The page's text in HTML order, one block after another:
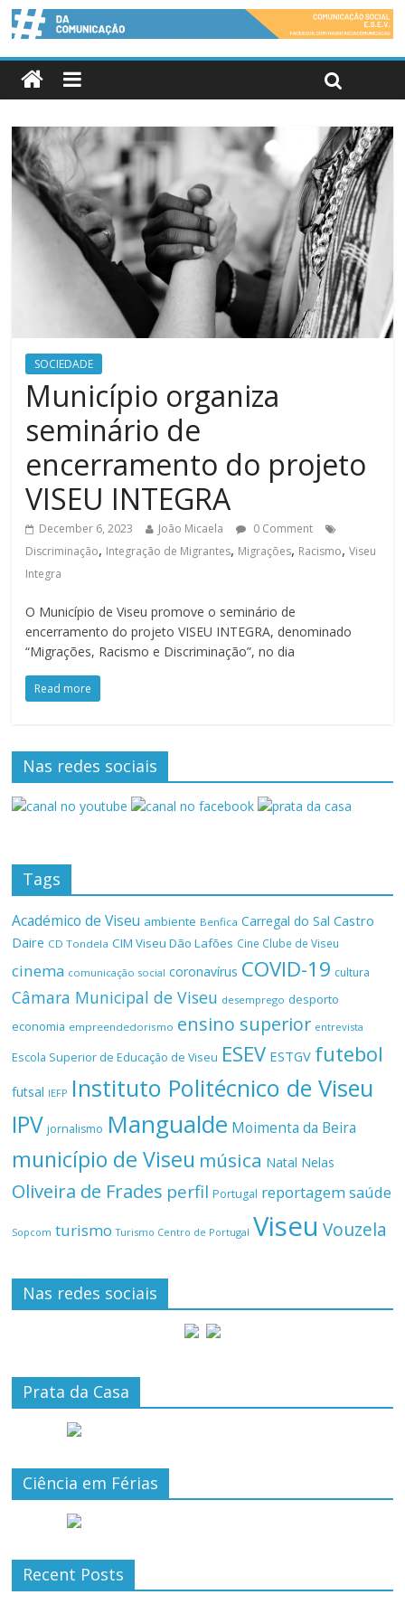
SOCIEDADE
Município organiza
seminário de
encerramento do projeto
VISEU INTEGRA
December 6, 2023 João Micaela
0 Comment
Discriminação, Integração de Migrantes, Migrações, Racismo,Viseu
Integra
O Município de Viseu promove o seminário de
encerramento do projeto VISEU INTEGRA, denominado
“Migrações, Racismo e Discriminação”, no dia
Read more
Nas redes sociais
Tags
Académico de Viseu ambiente Benfica Carregal do Sal Castro
Daire CD Tondela CIM Viseu Dão Lafões Cine Clube de Viseu
cinema comunicação social coronavírus COVID-19 cultura
Câmara Municipal de Viseu desemprego desporto
economia empreendedorismo ensino superior entrevista
Escola Superior de Educação de Viseu ESEV ESTGV futebol
futsal IEFP Instituto Politécnico de Viseu
IPV jornalismo Mangualde Moimenta da Beira
município de Viseu música Natal Nelas
Oliveira de Frades perfil Portugal reportagemsaúde
Sopcom turismo Turismo Centro de Portugal Viseu Vouzela
Nas redes sociais
Prata da Casa
Ciência em Férias
Recent Posts